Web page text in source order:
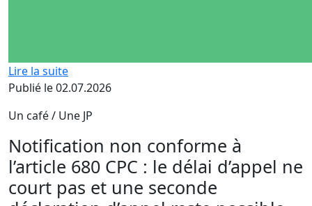
Lire la suite
Publié le 02.07.2026
Un café / Une JP
Notification non conforme à
l’article 680 CPC : le délai d’appel ne
court pas et une seconde